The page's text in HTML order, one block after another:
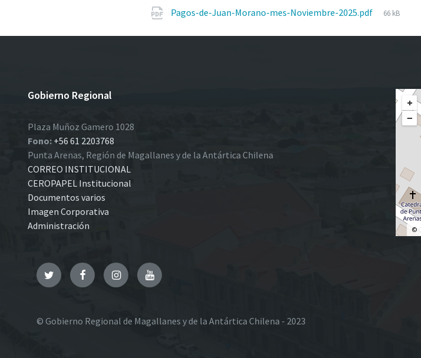
Pagos-de-Juan-Morano-mes-Noviembre-2025.pdf
File
66 kB
Gobierno Regional
Plaza Muñoz Gamero 1028
Fono: +56 61 2203768
Punta Arenas, Región de Magallanes y de la Antártica Chilena
CORREO INSTITUCIONAL
CEROPAPEL Institucional
Documentos varios
Imagen Corporativa
Administración
+
−
©
TwitterFacebookInstagramYouTube
© Gobierno Regional de Magallanes y de la Antártica Chilena - 2023